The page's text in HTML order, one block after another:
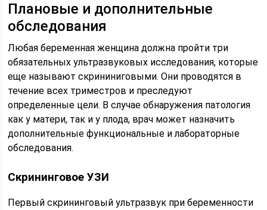
Плановые и дополнительные
обследования
Любая беременная женщина должна пройти три
обязательных ультразвуковых исследования, которые
еще называют скрининиговыми. Они проводятся в
течение всех триместров и преследуют
определенные цели. В случае обнаружения патология
как у матери, так и у плода, врач может назначить
дополнительные функциональные и лабораторные
обследования.
Скрининговое УЗИ
Первый скрининговый ультразвук при беременности